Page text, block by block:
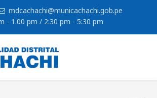
mdcachachi@municachachi.gob.pe
- 1.00 pm / 2:30 pm - 5:30 pm